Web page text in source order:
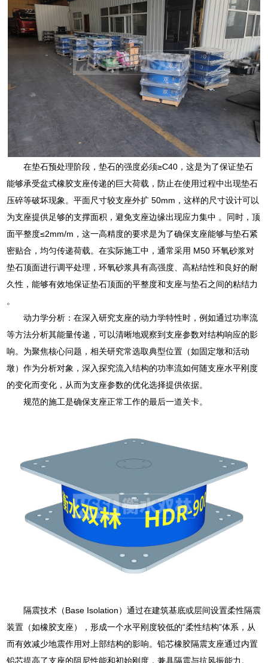
在垫石预处理阶段，垫石的强度必须≥C40，这是为了保证垫石
能够承受盆式橡胶支座传递的巨大荷载，防止在使用过程中出现垫石
压碎等破坏现象。平面尺寸较支座外扩 50mm，这样的尺寸设计可以
为支座提供足够的支撑面积，避免支座边缘出现应力集中 。同时，顶
面平整度≤2mm/m，这一高精度的要求是为了确保支座能够与垫石紧
密贴合，均匀传递荷载。在实际施工中，通常采用 M50 环氧砂浆对
垫石顶面进行调平处理，环氧砂浆具有高强度、高粘结性和良好的耐
久性，能够有效地保证垫石顶面的平整度和支座与垫石之间的粘结力
。
动力学分析：在深入研究支座的动力学特性时，例如通过功率流
等方法分析其能量传递，可以清晰地观察到支座参数对结构响应的影
响。为聚焦核心问题，相关研究常选取典型位置（如固定墩和活动
墩）作为分析对象，深入探究流入结构的功率流如何随支座水平刚度
的变化而变化，从而为支座参数的优化选择提供依据。
规范的施工是确保支座正常工作的最后一道关卡。
隔震技术（Base Isolation）通过在建筑基底或层间设置柔性隔震
装置（如橡胶支座），形成一个水平刚度较低的“柔性结构”体系，从
而有效减少地震作用对上部结构的影响。铅芯橡胶隔震支座通过内置
铅芯提高了支座的阻尼性能和初始刚度，兼具隔震与抗风振能力。